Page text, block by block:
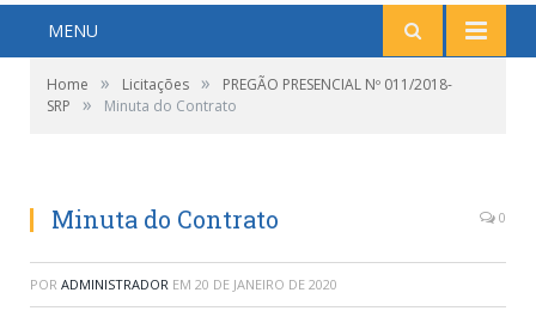
MENU
Home » Licitações »
PREGÃO PRESENCIAL Nº 011/2018-
SRP
» Minuta do Contrato
Minuta do Contrato 0
POR ADMINISTRADOR EM 20 DE JANEIRO DE 2020